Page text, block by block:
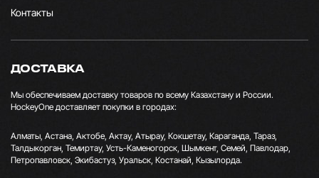
Контакты
ДОСТАВКА
Мы обеспечиваем доставку товаров по всему Казахстану и России.
HockeyOne доставляет покупки в городах:
Алматы, Астана, Актобе, Актау, Атырау, Кокшетау, Караганда, Тараз,
Талдыкорган, Темиртау, Усть-Каменогорск, Шымкент, Семей, Павлодар,
Петропавловск, Экибастуз, Уральск, Костанай, Кызылорда.